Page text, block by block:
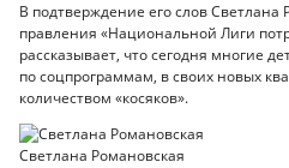
В подтверждение его слов Светлана
правления «Национальной Лиги
рассказывает, что сегодня многие
по соцпрограммам, в своих новых
количеством «косяков».
Светлана Романовская